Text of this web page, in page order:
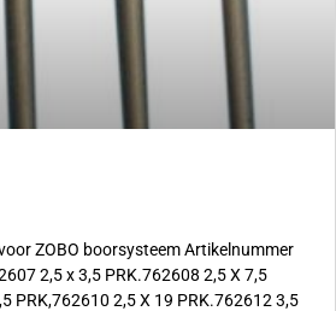
ZOBO boorsysteem Artikelnummer
2,5 x 3,5 PRK.762608 2,5 X 7,5
PRK,762610 2,5 X 19 PRK.762612 3,5